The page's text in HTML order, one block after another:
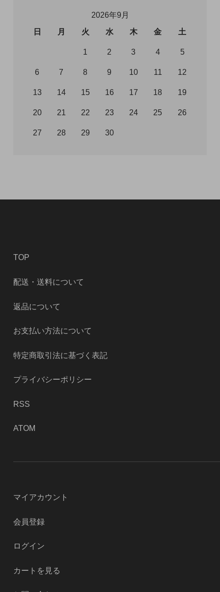
2026年9月
日
月 火 水 木 金 土
1 2 3 4 5
6 7 8 9 10 11 12
13 14 15 16 17 18 19
20 21 22 23 24 25 26
27 28 29 30
TOP
配送・送料について
返品について
お支払い方法について
特定商取引法に基づく表記
プライバシーポリシー
RSS
ATOM
マイアカウント
会員登録
ログイン
カートを見る